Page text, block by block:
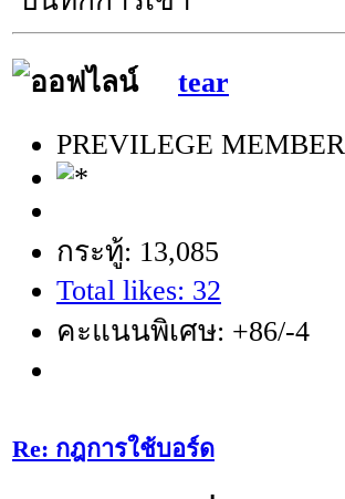
tear
PREVILEGE MEMBER
กระทู้: 13,085
Total likes: 32
คะแนนพิเศษ: +86/-4
Re: กฎการใช้บอร์ด